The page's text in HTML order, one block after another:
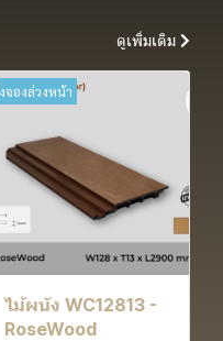
ดูเพิ่มเติม
จองล่วงหน้า
ไม้ผนัง WC12813 -
RoseWood